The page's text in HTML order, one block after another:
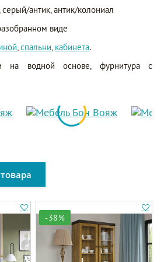
антик, антик/колониал
виде
спальни кабинета.
на водной основе, фурнитура с
-38%